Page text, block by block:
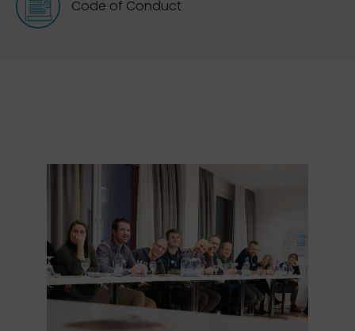
Code of Conduct